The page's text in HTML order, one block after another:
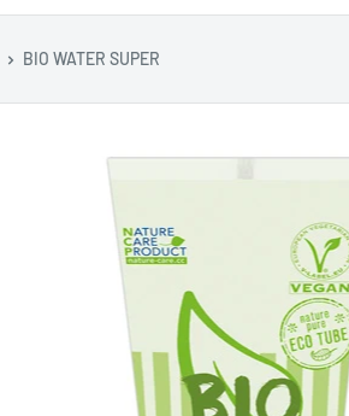
BIO WATER SUPER